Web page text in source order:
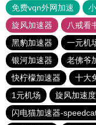
免费vqn外网加速
旋风加速器
八戒看
黑豹加速器
一元机
银河加速器
老佛爷
快柠檬加速器
十大
1元机场
旋风加速
闪电猫加速器-